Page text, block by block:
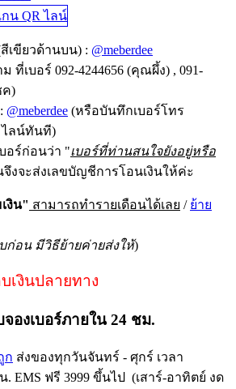
เขียวด้านบน) : @meberdee
ที่เบอร์ 092-4244656 (คุณผึ้ง) , 091-
ค)
@meberdee (หรือบันทึกเบอร์โทร
ไลน์ทันที)
อร์ก่อนว่า "เบอร์ที่ท่านสนใจยังอยู่หรือ
งจะส่งเลขบัญชีการโอนเงินให้ค่ะ
งิน" สามารถทำรายเดือนได้เลย / ย้าย
ก่อน มีวิธีย้ายค่ายส่งให้)
เงินปลายทาง
องเบอร์ภายใน 24 ชม.
ก ส่งของทุกวันจันทร์ - ศุกร์ เวลา
. EMS ฟรี 3999 ขึ้นไป (เสาร์-อาทิตย์ งด